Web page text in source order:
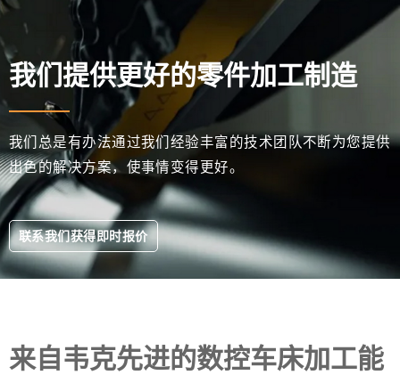
我们提供更好的零件加工制造
我们总是有办法通过我们经验丰富的技术团队不断为您提供
出色的解决方案，使事情变得更好。
联系我们获得即时报价
来自韦克先进的数控车床加工能